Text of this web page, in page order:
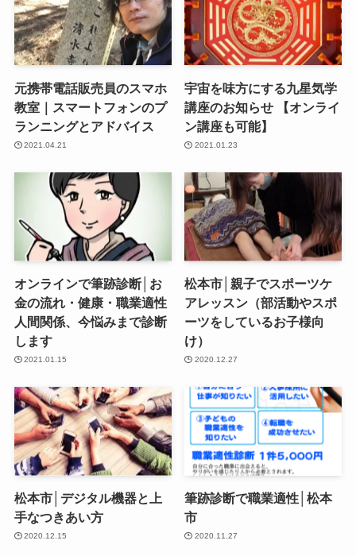
元携帯電話販売員のスマホ
教室｜スマートフォンのプ
ランニングとアドバイス
2021.04.21
宇宙を味方にする九星気学
講座のお知らせ 【オンライ
ン講座も可能】
2021.01.23
オンラインで筆跡診断│お
金の流れ・健康・職業適性
人間関係、今悩みまで診断
します
2021.01.15
松本市│親子でスポーツケ
アレッスン（部活動やスポ
ーツをしているお子様向
け）
2020.12.27
松本市│デジタル機器と上
手なつきあい方
2020.12.15
筆跡診断で職業適性│松本
市
2020.11.27